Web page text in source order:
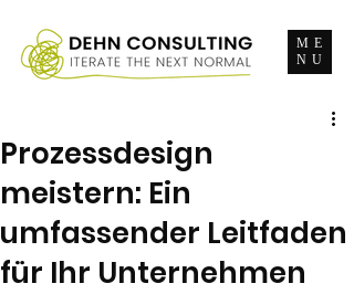
ME
NU
Prozessdesign
meistern: Ein
umfassender Leitfaden
für Ihr Unternehmen